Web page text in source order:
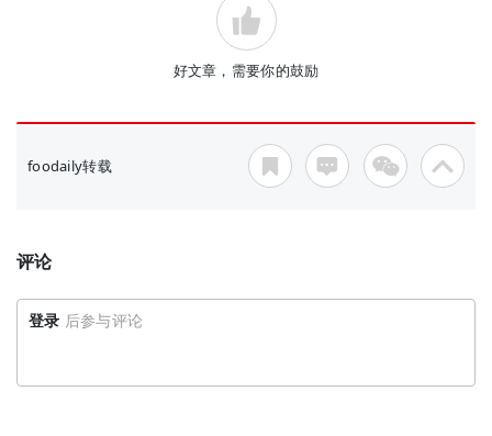
好文章，需要你的鼓励
foodaily转载
评论
登录 后参与评论